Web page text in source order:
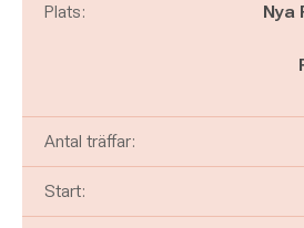
Plats:
Nya
Antal träffar:
Start: